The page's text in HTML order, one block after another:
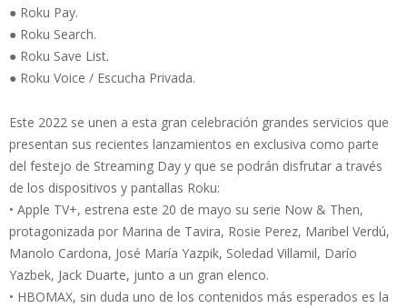
● Roku Pay.
● Roku Search.
● Roku Save List.
● Roku Voice / Escucha Privada.
Este 2022 se unen a esta gran celebración grandes servicios que
presentan sus recientes lanzamientos en exclusiva como parte
del festejo de Streaming Day y que se podrán disfrutar a través
de los dispositivos y pantallas Roku:
• Apple TV+, estrena este 20 de mayo su serie Now & Then,
protagonizada por Marina de Tavira, Rosie Perez, Maribel Verdú,
Manolo Cardona, José María Yazpik, Soledad Villamil, Darío
Yazbek, Jack Duarte, junto a un gran elenco.
• HBOMAX, sin duda uno de los contenidos más esperados es la